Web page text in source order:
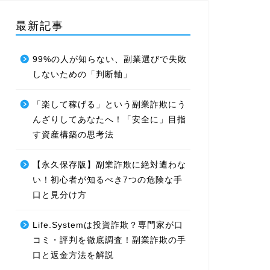
最新記事
99%の人が知らない、副業選びで失敗
しないための「判断軸」
「楽して稼げる」という副業詐欺にう
んざりしてあなたへ！「安全に」目指
す資産構築の思考法
【永久保存版】副業詐欺に絶対遭わな
い！初心者が知るべき7つの危険な手
口と見分け方
Life.Systemは投資詐欺？専門家が口
コミ・評判を徹底調査！副業詐欺の手
口と返金方法を解説